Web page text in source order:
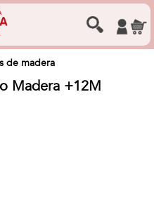
de madera
Madera +12M